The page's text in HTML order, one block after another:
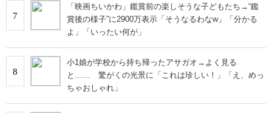
7
「映画ちいかわ」鑑賞前の楽しそうな子どもたち→“鑑
賞後の様子”に2900万表示「そうなるわなw」「分かる
よ」「いったい何が」
8
小1娘が学校から持ち帰ったアサガオ→よく見る
と…… 驚がくの光景に「これは珍しい！」「え、めっ
ちゃおしゃれ」